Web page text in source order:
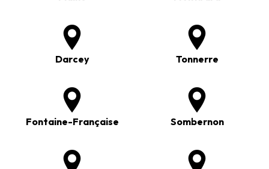
Darcey Tonnerre
Fontaine-Française Sombernon